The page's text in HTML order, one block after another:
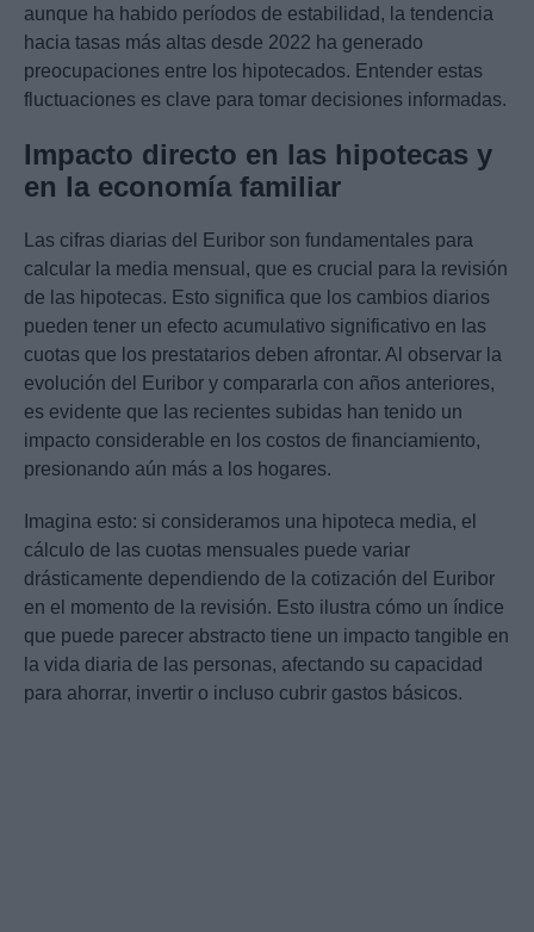
aunque ha habido períodos de estabilidad, la tendencia
hacia tasas más altas desde 2022 ha generado
preocupaciones entre los hipotecados. Entender estas
fluctuaciones es clave para tomar decisiones informadas.
Impacto directo en las hipotecas y
en la economía familiar
Las cifras diarias del Euribor son fundamentales para
calcular la media mensual, que es crucial para la revisión
de las hipotecas. Esto significa que los cambios diarios
pueden tener un efecto acumulativo significativo en las
cuotas que los prestatarios deben afrontar. Al observar la
evolución del Euribor y compararla con años anteriores,
es evidente que las recientes subidas han tenido un
impacto considerable en los costos de financiamiento,
presionando aún más a los hogares.
Imagina esto: si consideramos una hipoteca media, el
cálculo de las cuotas mensuales puede variar
drásticamente dependiendo de la cotización del Euribor
en el momento de la revisión. Esto ilustra cómo un índice
que puede parecer abstracto tiene un impacto tangible en
la vida diaria de las personas, afectando su capacidad
para ahorrar, invertir o incluso cubrir gastos básicos.